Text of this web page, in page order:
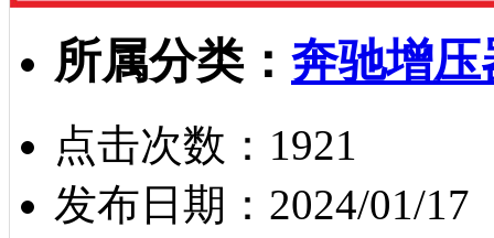
所属分类： 奔驰增压
点击次数： 1921
发布日期： 2024/01/17